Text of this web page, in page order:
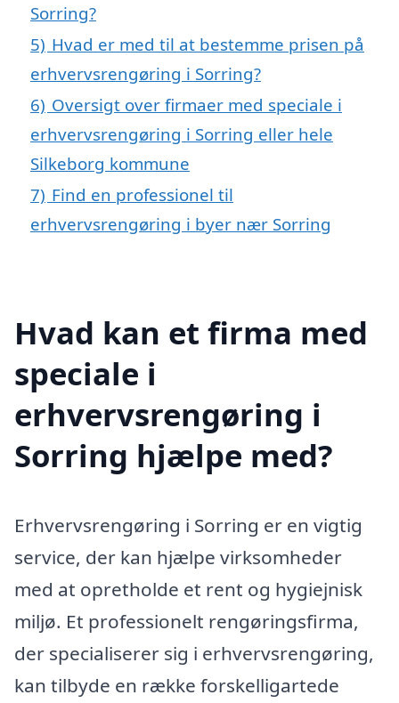
Sorring?
5) Hvad er med til at bestemme prisen på
erhvervsrengøring i Sorring?
6) Oversigt over firmaer med speciale i
erhvervsrengøring i Sorring eller hele
Silkeborg kommune
7) Find en professionel til
erhvervsrengøring i byer nær Sorring
Hvad kan et firma med
speciale i
erhvervsrengøring i
Sorring hjælpe med?
Erhvervsrengøring i Sorring er en vigtig
service, der kan hjælpe virksomheder
med at opretholde et rent og hygiejnisk
miljø. Et professionelt rengøringsfirma,
der specialiserer sig i erhvervsrengøring,
kan tilbyde en række forskelligartede